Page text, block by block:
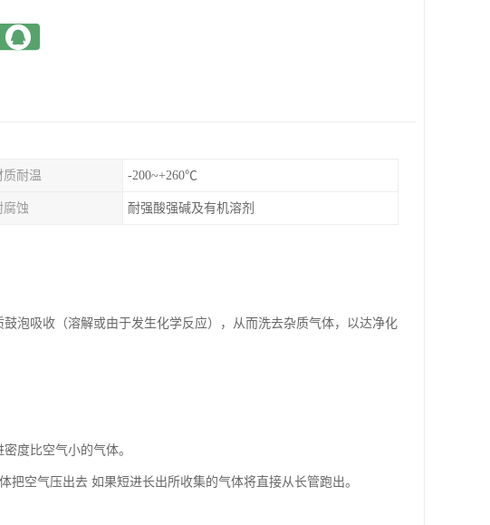
质耐温 -200~+260℃
腐蚀 耐强酸强碱及有机溶剂
泡吸收（溶解或由于发生化学反应），从而洗去杂质气体，以达净化
度比空气小的气体。
空气压出去 如果短进长出所收集的气体将直接从长管跑出。